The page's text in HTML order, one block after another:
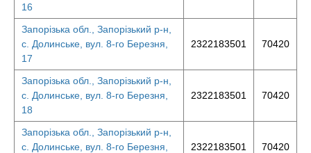
16
Запорізька обл., Запорізький р-н,
с. Долинське, вул. 8-го Березня,
17
2322183501 70420
Запорізька обл., Запорізький р-н,
с. Долинське, вул. 8-го Березня,
18
2322183501 70420
Запорізька обл., Запорізький р-н,
с. Долинське, вул. 8-го Березня,
2322183501 70420